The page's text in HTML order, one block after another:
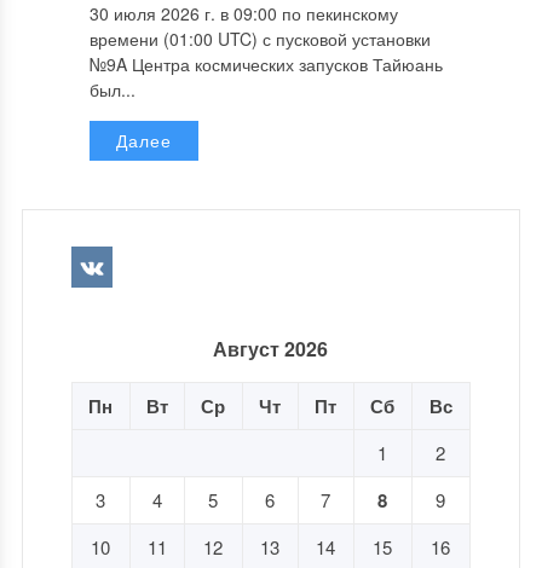
30 июля 2026 г. в 09:00 по пекинскому
времени (01:00 UTC) с пусковой установки
№9A Центра космических запусков Тайюань
был...
Далее
Август 2026
Пн Вт Ср Чт Пт Сб Вс
1
2
3
4 5 6 7 8
9
10
11 12 13 14 15
16